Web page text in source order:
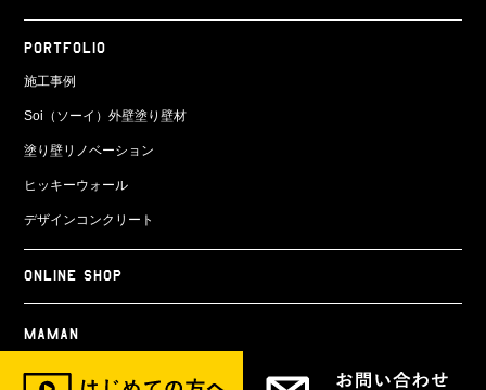
PORTFOLIO
施工事例
Soi（ソーイ）外壁塗り壁材
塗り壁リノベーション
ヒッキーウォール
デザインコンクリート
ONLINE SHOP
Maman